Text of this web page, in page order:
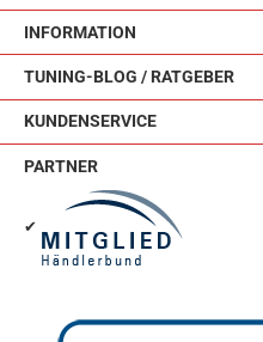
INFORMATION
TUNING-BLOG / RATGEBER
KUNDENSERVICE
PARTNER
✔